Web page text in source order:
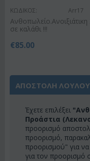
ΚΩΔΙΚΟΣ: Arr17
σε καλάθι !!!
€85.00
ΑΠΟΣΤΟΛΗ
Έχετε επιλέξει
Προάστια
προορισμό
προορισμό,
προορισμού" για να
για τον προορισμό